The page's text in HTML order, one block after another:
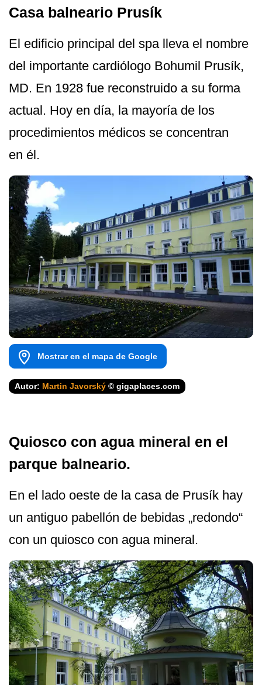
Casa balneario Prusík
El edificio principal del spa lleva el nombre
del importante cardiólogo Bohumil Prusík,
MD. En 1928 fue reconstruido a su forma
actual. Hoy en día, la mayoría de los
procedimientos médicos se concentran
en él.
Mostrar en el mapa de Google
Autor: Martin Javorský © gigaplaces.com
Quiosco con agua mineral en el
parque balneario.
En el lado oeste de la casa de Prusík hay
un antiguo pabellón de bebidas „redondo“
con un quiosco con agua mineral.